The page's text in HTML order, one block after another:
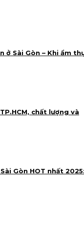
ở Sài Gòn – Khi ẩm
chất lượng và
Gòn HOT nhất